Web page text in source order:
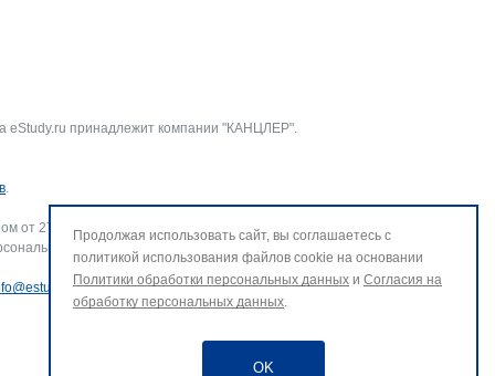
eStudy.ru принадлежит компании "КАНЦЛЕР".
.
от 27.07.2006 г. № 152-ФЗ «О персональных данных».
данных и использование файлов cookie. В случае
.
Продолжая использовать сайт, вы соглашаетесь с
политикой использования файлов cookie на основании
Политики обработки персональных данных и Согласия на
обработку персональных данных.
OK